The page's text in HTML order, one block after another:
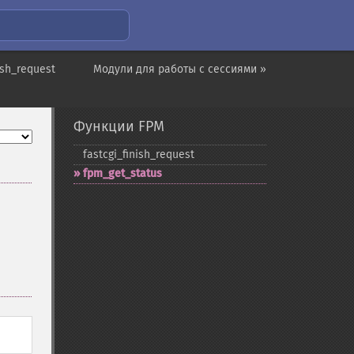
Модули для работы с сессиями »
Функции FPM
fastcgi_​finish_​request
fpm_​get_​status